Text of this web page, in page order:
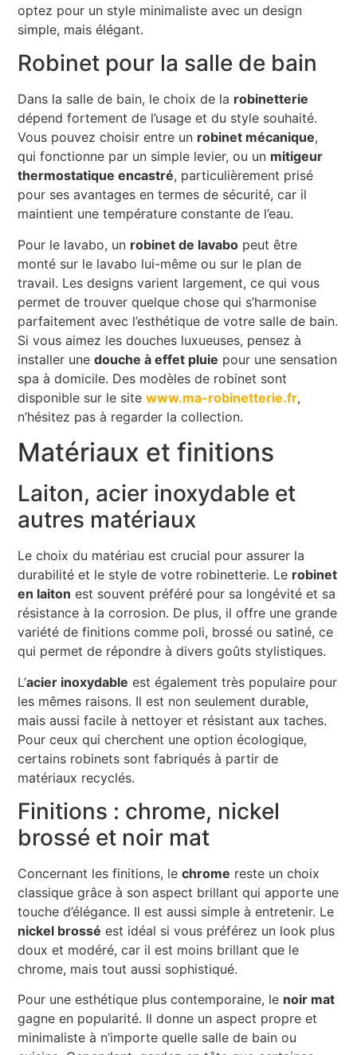
optez pour un style minimaliste avec un design
simple, mais élégant.
Robinet pour la salle de bain
Dans la salle de bain, le choix de la robinetterie
dépend fortement de l’usage et du style souhaité.
Vous pouvez choisir entre un robinet mécanique,
qui fonctionne par un simple levier, ou un mitigeur
thermostatique encastré, particulièrement prisé
pour ses avantages en termes de sécurité, car il
maintient une température constante de l’eau.
Pour le lavabo, un robinet de lavabo peut être
monté sur le lavabo lui-même ou sur le plan de
travail. Les designs varient largement, ce qui vous
permet de trouver quelque chose qui s’harmonise
parfaitement avec l’esthétique de votre salle de bain.
Si vous aimez les douches luxueuses, pensez à
installer unedouche à effet pluie pour une sensation
spa à domicile. Des modèles de robinet sont
disponible sur le sitewww.ma-robinetterie.fr,
n’hésitez pas à regarder la collection.
Matériaux et finitions
Laiton, acier inoxydable et
autres matériaux
Le choix du matériau est crucial pour assurer la
durabilité et le style de votre robinetterie. Le robinet
en laiton est souvent préféré pour sa longévité et sa
résistance à la corrosion. De plus, il offre une grande
variété de finitions comme poli, brossé ou satiné, ce
qui permet de répondre à divers goûts stylistiques.
L’acier inoxydable est également très populaire pour
les mêmes raisons. Il est non seulement durable,
mais aussi facile à nettoyer et résistant aux taches.
Pour ceux qui cherchent une option écologique,
certains robinets sont fabriqués à partir de
matériaux recyclés.
Finitions : chrome, nickel
brossé et noir mat
Concernant les finitions, lechrome reste un choix
classique grâce à son aspect brillant qui apporte une
touche d’élégance. Il est aussi simple à entretenir. Le
nickel brossé est idéal si vous préférez un look plus
doux et modéré, car il est moins brillant que le
chrome, mais tout aussi sophistiqué.
Pour une esthétique plus contemporaine, le noir mat
gagne en popularité. Il donne un aspect propre et
minimaliste à n’importe quelle salle de bain ou